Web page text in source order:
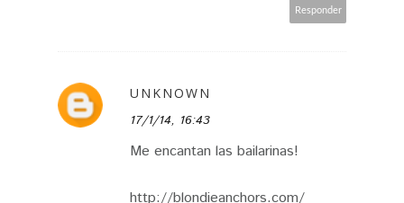
Responder
UNKNOWN
17/1/14, 16:43
Me encantan las bailarinas!
http://blondieanchors.com/